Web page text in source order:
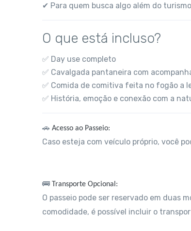
✔ Para quem busca algo além do
O que está incluso?
✅ Day use completo
✅ Cavalgada pantaneira com
✅ Comida de comitiva feita no fogão a
✅ História, emoção e conexão com a
🚗 Acesso ao Passeio:
Caso esteja com veículo próprio, você
🚌 Transporte Opcional:
O passeio pode ser reservado em duas
comodidade, é possível incluir o